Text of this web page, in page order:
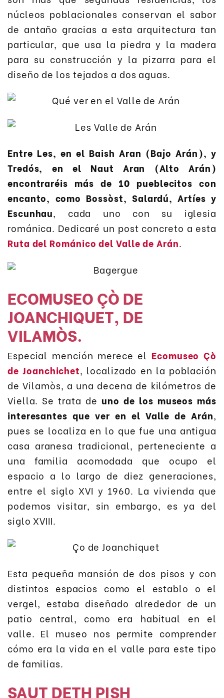
núcleos poblacionales conservan el sabor
de antaño gracias a esta arquitectura tan
particular, que usa la piedra y la madera
para su construcción y la pizarra para el
diseño de los tejados a dos aguas.
Entre Les, en el Baish Aran (Bajo Arán), y
Tredós, en el Naut Aran (Alto Arán)
encontraréis más de 10 pueblecitos con
encanto, como Bossòst, Salardú, Artíes y
Escunhau, cada uno con su iglesia
románica. Dedicaré un post concreto a esta
Ruta del Románico del Valle de Arán.
ECOMUSEO ÇÒ DE
JOANCHIQUET, DE
VILAMÒS.
Especial mención merece el Ecomuseo Çò
de Joanchichet, localizado en la población
de Vilamòs, a una decena de kilómetros de
Viella. Se trata de uno de los museos más
interesantes que ver en el Valle de Arán,
pues se localiza en lo que fue una antigua
casa aranesa tradicional, perteneciente a
una familia acomodada que ocupo el
espacio a lo largo de diez generaciones,
entre el siglo XVI y 1960. La vivienda que
podemos visitar, sin embargo, es ya del
siglo XVIII.
Esta pequeña mansión de dos pisos y con
distintos espacios como el establo o el
vergel, estaba diseñado alrededor de un
patio central, como era habitual en el
valle. El museo nos permite comprender
cómo era la vida en el valle para este tipo
de familias.
SAUT DETH PISH